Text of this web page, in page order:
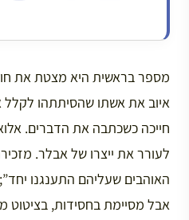
מספר בראשית היא מצטת את
איוב את אשתו שהסיתתהו לקלל
חייכה כשכתבה את הדברים.
לעורר את ייצרו של אבלר.
האוהבים שעליהם התענגנו
אבל מסיימת בחסידות, בציטוט